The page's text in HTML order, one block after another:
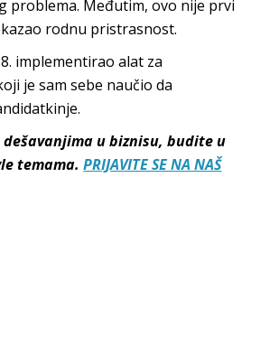
problema. Međutim, ovo nije prvi
rodnu pristrasnost.
implementirao alat za
je sam sebe naučio da
dešavanjima u biznisu, budite u
temama.PRIJAVITE SE NA NAŠ